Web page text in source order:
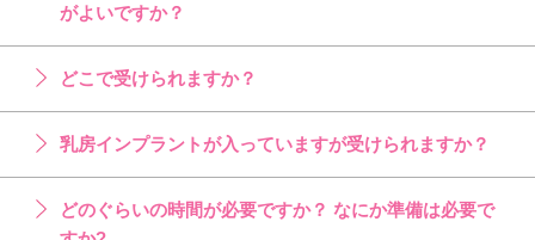
がよいですか？
どこで受けられますか？
乳房インプラントが入っていますが受けられますか？
どのぐらいの時間が必要ですか？ なにか準備は必要で